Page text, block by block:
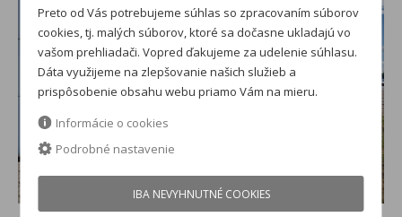
Preto od Vás potrebujeme súhlas so zpracovaním súborov
cookies, tj. malých súborov, ktoré sa dočasne ukladajú vo
vašom prehliadači. Vopred ďakujeme za udelenie súhlasu.
Dáta využijeme na zlepšovanie našich služieb a
prispôsobenie obsahu webu priamo Vám na mieru.
Informácie o cookies
Podrobné nastavenie
IBA NEVYHNUTNÉ COOKIES